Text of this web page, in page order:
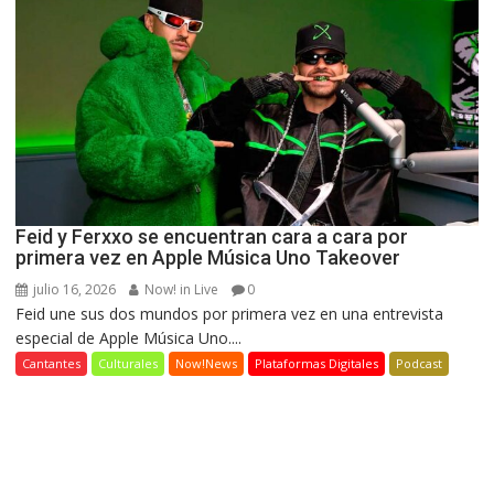
Feid y Ferxxo se encuentran cara a cara por
primera vez en Apple Música Uno Takeover
julio 16, 2026 Now! in Live 0
Feid une sus dos mundos por primera vez en una entrevista
especial de Apple Música Uno....
Cantantes Culturales Now!News Plataformas Digitales Podcast